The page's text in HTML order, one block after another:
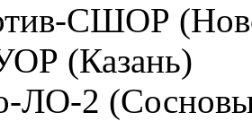
СШОР
(Казань)
ЛО-2